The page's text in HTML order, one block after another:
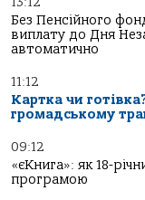
Без Пенсійного
виплату до Дня
автоматично
11:12
Картка чи
громадському
09:12
«єКнига»: як 18-
програмою